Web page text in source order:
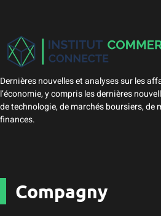
Dernières nouvelles et analyses sur les
l’économie, y compris les dernières
de technologie, de marchés boursiers, de
finances.
Compagny